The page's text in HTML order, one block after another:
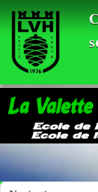
Panneau de gestion